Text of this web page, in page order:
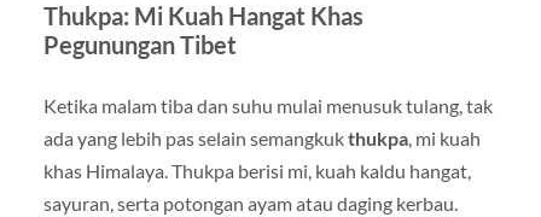
Thukpa: Mi Kuah Hangat Khas
Pegunungan Tibet
Ketika malam tiba dan suhu mulai menusuk tulang, tak
ada yang lebih pas selain semangkukthukpa, mi kuah
khas Himalaya. Thukpa berisi mi, kuah kaldu hangat,
sayuran, serta potongan ayam atau daging kerbau.